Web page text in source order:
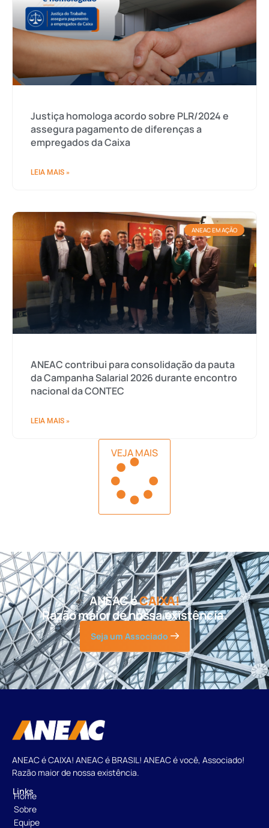
Justiça homologa acordo sobre PLR/2024 e
assegura pagamento de diferenças a
empregados da Caixa
LEIA MAIS »
ANEAC EM AÇÃO
ANEAC contribui para consolidação da pauta
da Campanha Salarial 2026 durante encontro
nacional da CONTEC
LEIA MAIS »
VEJA MAIS
ANEAC éCAIXA!
Razão maior de nossa existência.
Seja um Associado
ANEAC é CAIXA! ANEAC é BRASIL! ANEAC é você, Associado!
Razão maior de nossa existência.
Links
Home
Sobre
Equipe